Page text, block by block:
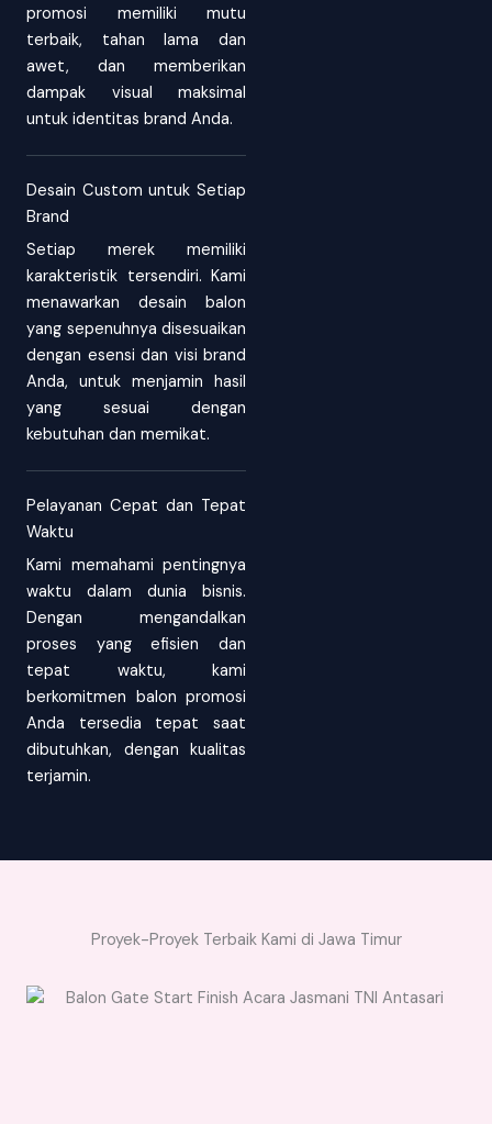
promosi memiliki mutu
terbaik, tahan lama dan
awet, dan memberikan
dampak visual maksimal
untuk identitas brand Anda.
Desain Custom untuk Setiap
Brand
Setiap merek memiliki
karakteristik tersendiri. Kami
menawarkan desain balon
yang sepenuhnya disesuaikan
dengan esensi dan visi brand
Anda, untuk menjamin hasil
yang sesuai dengan
kebutuhan dan memikat.
Pelayanan Cepat dan Tepat
Waktu
Kami memahami pentingnya
waktu dalam dunia bisnis.
Dengan mengandalkan
proses yang efisien dan
tepat waktu, kami
berkomitmen balon promosi
Anda tersedia tepat saat
dibutuhkan, dengan kualitas
terjamin.
Proyek-Proyek Terbaik Kami di Jawa Timur